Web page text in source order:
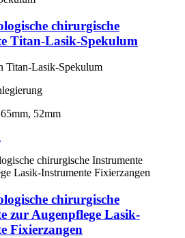
chirurgische
Titan-Lasik-Spekulum
Titan-Lasik-Spekulum
52mm
chirurgische
zur Augenpflege Lasik-
Fixierzangen